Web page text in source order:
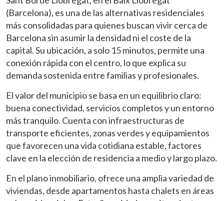
(Barcelona), es una de las alternativas residenciales
más consolidadas para quienes buscan vivir cerca de
Barcelona sin asumir la densidad ni el coste de la
capital. Su ubicación, a solo 15 minutos, permite una
conexión rápida con el centro, lo que explica su
demanda sostenida entre familias y profesionales.
El valor del municipio se basa en un equilibrio claro:
buena conectividad, servicios completos y un entorno
más tranquilo. Cuenta con infraestructuras de
transporte eficientes, zonas verdes y equipamientos
que favorecen una vida cotidiana estable, factores
clave en la elección de residencia a medio y largo plazo.
En el plano inmobiliario, ofrece una amplia variedad de
viviendas, desde apartamentos hasta chalets en áreas
Modificar cookies